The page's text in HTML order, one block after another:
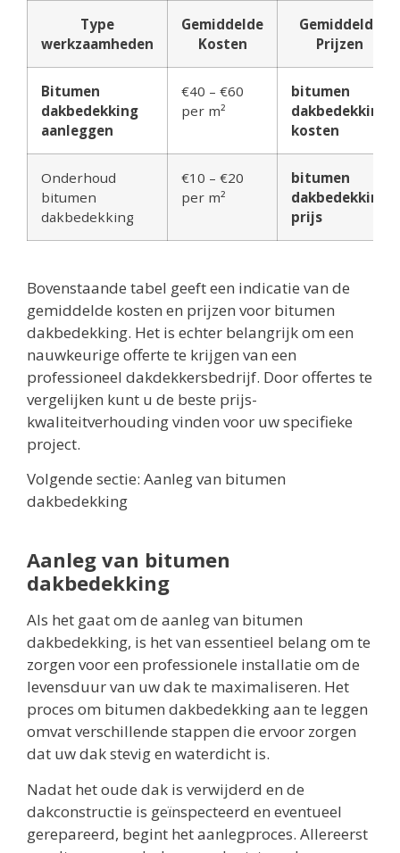
Type
werkzaamheden
Gemiddelde
Kosten
Gemiddelde
Prijzen
Bitumen
dakbedekking
aanleggen
€40 – €60
per m²
bitumen
dakbedekking
kosten
Onderhoud
bitumen
dakbedekking
€10 – €20
per m²
bitumen
dakbedekking
prijs
Bovenstaande tabel geeft een indicatie van de
gemiddelde kosten en prijzen voor bitumen
dakbedekking. Het is echter belangrijk om een
nauwkeurige offerte te krijgen van een
professioneel dakdekkersbedrijf. Door offertes te
vergelijken kunt u de beste prijs-
kwaliteitverhouding vinden voor uw specifieke
project.
Volgende sectie: Aanleg van bitumen
dakbedekking
Aanleg van bitumen
dakbedekking
Als het gaat om de aanleg van bitumen
dakbedekking, is het van essentieel belang om te
zorgen voor een professionele installatie om de
levensduur van uw dak te maximaliseren. Het
proces om bitumen dakbedekking aan te leggen
omvat verschillende stappen die ervoor zorgen
dat uw dak stevig en waterdicht is.
Nadat het oude dak is verwijderd en de
dakconstructie is geïnspecteerd en eventueel
gerepareerd, begint het aanlegproces. Allereerst